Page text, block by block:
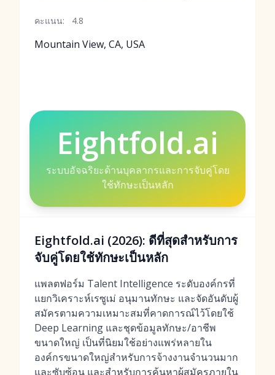
คะแนน: 4.8
Mountain View, CA, USA
Eightfold.ai
ระบบอัจฉริยะด้านบุคลากรและการจับคู่โดย
ใช้ทักษะเป็นหลัก
Eightfold.ai (2026): ดีที่สุดสำหรับการ
จับคู่โดยใช้ทักษะเป็นหลัก
แพลตฟอร์ม Talent Intelligence ระดับองค์กรที่
แยกวิเคราะห์เรซูเม่ อนุมานทักษะ และจัดอันดับผู้
สมัครตามความเหมาะสมที่คาดการณ์ไว้โดยใช้
Deep Learning และชุดข้อมูลทักษะ/อาชีพ
ขนาดใหญ่ เป็นที่นิยมใช้อย่างแพร่หลายใน
องค์กรขนาดใหญ่สำหรับการจ้างงานจำนวนมาก
และซับซ้อน และสำหรับการค้นหาผู้สมัครภายใน